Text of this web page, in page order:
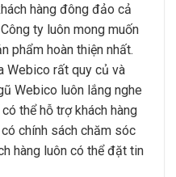
hàng đông đảo cả
ty luôn mong muốn
phẩm hoàn thiện nhất.
Webico rất quy củ và
Webico luôn lắng nghe
thể hỗ trợ khách hàng
chính sách chăm sóc
hàng luôn có thể đặt tin